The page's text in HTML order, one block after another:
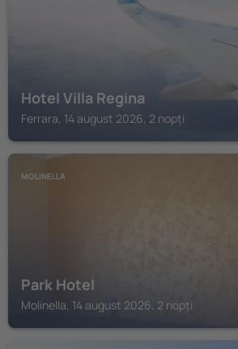
Hotel Villa Regina
Ferrara, 14 august 2026, 2 nopți
MOLINELLA
Park Hotel
Molinella, 14 august 2026, 2 nopți